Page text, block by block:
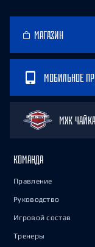
МАГАЗИН
МОБИЛЬНОЕ
МХК ЧАЙКА
КОМАНДА
Правление
Руководство
Игровой состав
Тренеры